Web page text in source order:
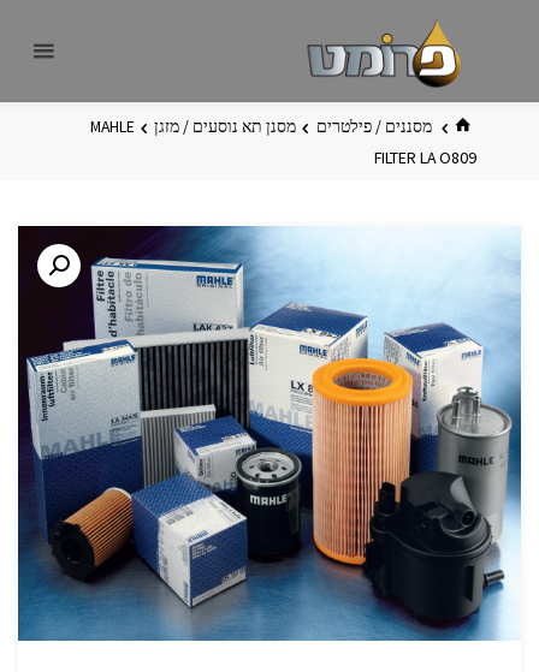
בית מסננים / פילטרים מסנן תא נוסעים / מזגן
MAHLE
FILTER LA O809